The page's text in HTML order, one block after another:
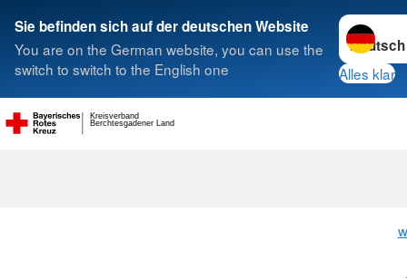
Sie befinden sich auf der deutschen Website
You are on the German website, you can use the
switch to switch to the English one
Sprache
Alles klar
Berchtesgadener Land
Kreisverband
Suche